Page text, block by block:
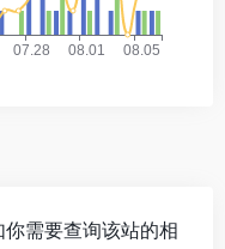
需要查询该站的相